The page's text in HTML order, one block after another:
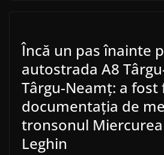
Încă un pas înainte
autostrada A8
Târgu-Neamţ: a fost
documentaţia de
tronsonul
Leghin